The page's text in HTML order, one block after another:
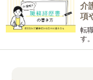
介
項
転
す